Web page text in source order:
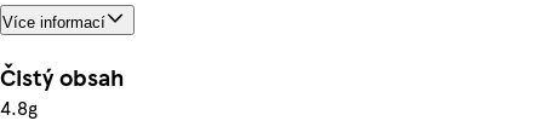
Více informací
Čistý obsah
4.8g